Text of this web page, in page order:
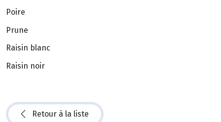
Poire
Prune
Raisin blanc
Raisin noir
Retour à la liste